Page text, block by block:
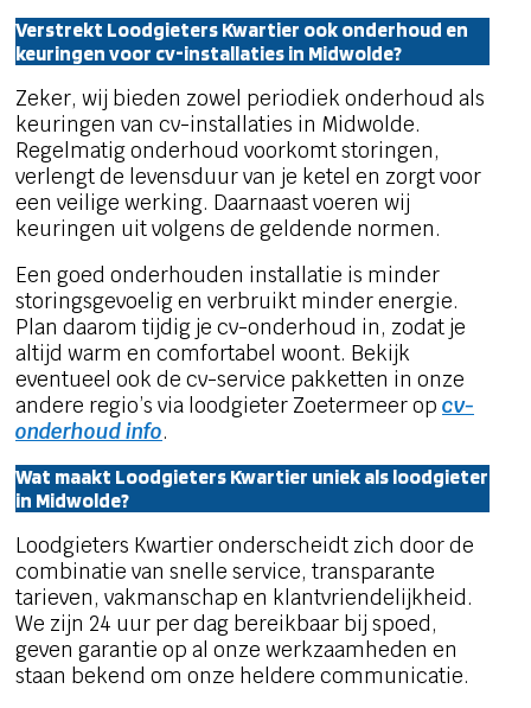
Verstrekt Loodgieters Kwartier ook onderhoud en
keuringen voor cv-installaties in Midwolde?
Zeker, wij bieden zowel periodiek onderhoud als
keuringen van cv-installaties in Midwolde.
Regelmatig onderhoud voorkomt storingen,
verlengt de levensduur van je ketel en zorgt voor
een veilige werking. Daarnaast voeren wij
keuringen uit volgens de geldende normen.
Een goed onderhouden installatie is minder
storingsgevoelig en verbruikt minder energie.
Plan daarom tijdig je cv-onderhoud in, zodat je
altijd warm en comfortabel woont. Bekijk
eventueel ook de cv-service pakketten in onze
andere regio’s via loodgieter Zoetermeer op cv-
onderhoud info.
Wat maakt Loodgieters Kwartier uniek als loodgieter
in Midwolde?
Loodgieters Kwartier onderscheidt zich door de
combinatie van snelle service, transparante
tarieven, vakmanschap en klantvriendelijkheid.
We zijn 24 uur per dag bereikbaar bij spoed,
geven garantie op al onze werkzaamheden en
staan bekend om onze heldere communicatie.